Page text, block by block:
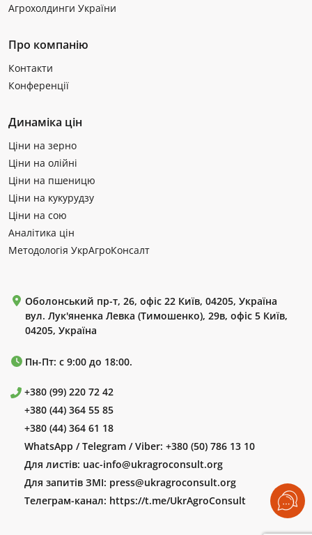
Агрохолдинги України
Про компанію
Контакти
Конференції
Динаміка цін
Ціни на зерно
Ціни на олійні
Ціни на пшеницю
Ціни на кукурудзу
Ціни на сою
Аналітика цін
Методологія УкрАгроКонсалт
Оболонський пр-т, 26, офіс 22 Київ, 04205, Україна
вул. Лук'яненка Левка (Тимошенко), 29в, офіс 5 Київ,
04205, Україна
Пн-Пт: с 9:00 до 18:00.
+380 (99) 220 72 42
+380 (44) 364 55 85
+380 (44) 364 61 18
WhatsApp / Telegram / Viber: +380 (50) 786 13 10
Для листів: uac-info@ukragroconsult.org
Для запитів ЗМІ: press@ukragroconsult.org
Телеграм-канал: https://t.me/UkrAgroConsult